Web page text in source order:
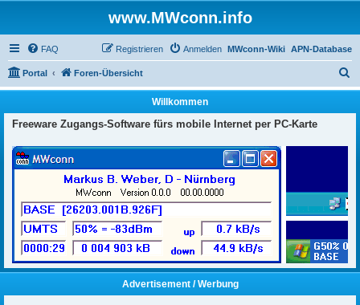
www.MWconn.info
FAQ APN-Database
MWconn-Wiki
Anmelden
Registrieren
Portal Foren-Übersicht
u
Willkommen
Freeware Zugangs-Software fürs mobile Internet per PC-Karte
Advertisement / Werbung